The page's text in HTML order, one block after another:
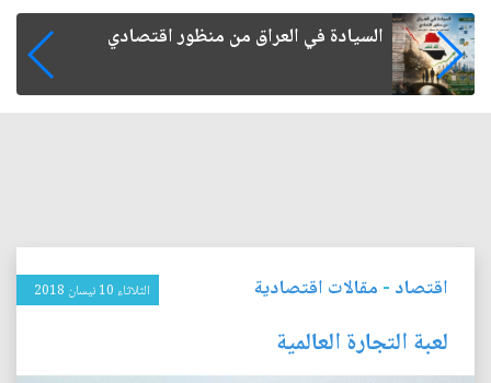
ما بعد الأربعين.. كيف اتسعت الزيارة من هويتها
اقتصاد - مقالات اقتصادية الثلاثاء 10 نيسان 2018
لعبة التجارة العالمية